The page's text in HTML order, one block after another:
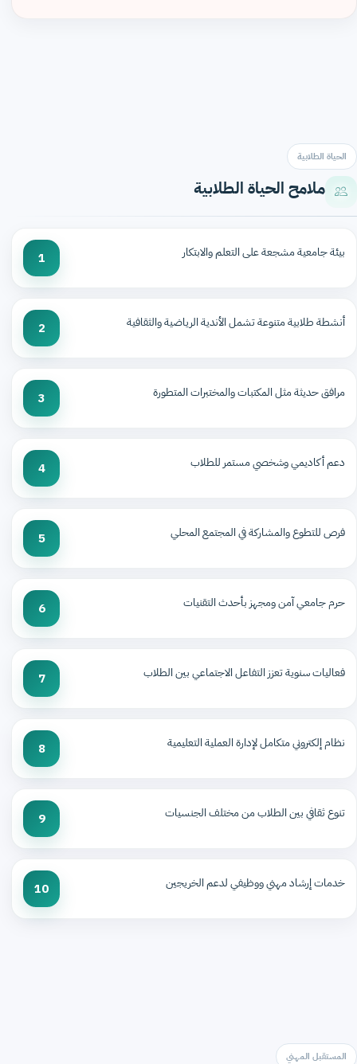
الحياة الطلابية
ملامح الحياة الطلابية
بيئة جامعية مشجعة على التعلم والابتكار 1
أنشطة طلابية متنوعة تشمل الأندية الرياضية والثقافية 2
مرافق حديثة مثل المكتبات والمختبرات المتطورة 3
دعم أكاديمي وشخصي مستمر للطلاب 4
فرص للتطوع والمشاركة في المجتمع المحلي 5
حرم جامعي آمن ومجهز بأحدث التقنيات 6
فعاليات سنوية تعزز التفاعل الاجتماعي بين الطلاب 7
نظام إلكتروني متكامل لإدارة العملية التعليمية 8
تنوع ثقافي بين الطلاب من مختلف الجنسيات 9
خدمات إرشاد مهني ووظيفي لدعم الخريجين 10
المستقبل المهني